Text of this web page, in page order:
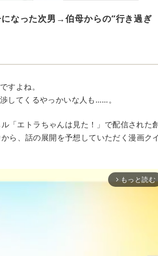
なった次男→伯母からの”行き過ぎ
すよね。
してくるやっかいな人も……。
「エトラちゃんは見た！」で配信された
ら、話の展開を予想していただく漫画クイ
arrow_forward_ios もっと読む